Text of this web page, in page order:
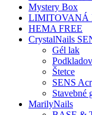
Mystery Box
LIMITOVANÁ
HEMA FREE
CrystalNails
Gél lak
Štetce
SENS
Stavebné
MarilyNails